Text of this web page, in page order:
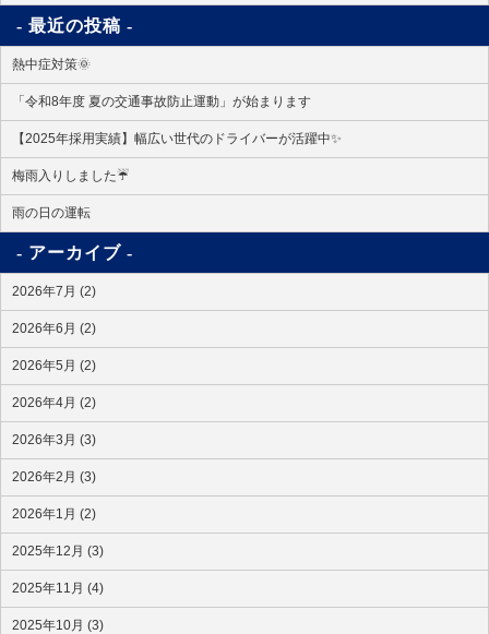
最近の投稿
熱中症対策🌞
「令和8年度 夏の交通事故防止運動」が始まります
【2025年採用実績】幅広い世代のドライバーが活躍中✨
梅雨入りしました☔
雨の日の運転
アーカイブ
2026年7月 (2)
2026年6月 (2)
2026年5月 (2)
2026年4月 (2)
2026年3月 (3)
2026年2月 (3)
2026年1月 (2)
2025年12月 (3)
2025年11月 (4)
2025年10月 (3)